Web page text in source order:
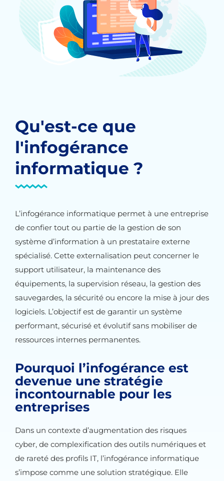
Qu'est-ce que
l'infogérance
informatique ?
L’infogérance informatique permet à une entreprise
de confier tout ou partie de la gestion de son
système d’information à un prestataire externe
spécialisé. Cette externalisation peut concerner le
support utilisateur, la maintenance des
équipements, la supervision réseau, la gestion des
sauvegardes, la sécurité ou encore la mise à jour des
logiciels. L’objectif est de garantir un système
performant, sécurisé et évolutif sans mobiliser de
ressources internes permanentes.
Pourquoi l’infogérance est
devenue une stratégie
incontournable pour les
entreprises
Dans un contexte d’augmentation des risques
cyber, de complexification des outils numériques et
de rareté des profils IT, l’infogérance informatique
s’impose comme une solution stratégique. Elle